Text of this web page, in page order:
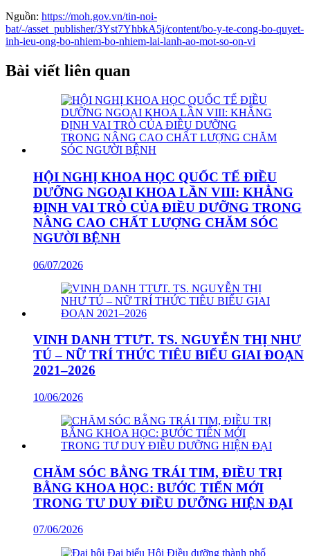
Nguồn: https://moh.gov.vn/tin-noi-
bat/-/asset_publisher/3Yst7YhbkA5j/content/bo-y-te-cong-bo-quyet-
inh-ieu-ong-bo-nhiem-bo-nhiem-lai-lanh-ao-mot-so-on-vi
Bài viết liên quan
HỘI NGHỊ KHOA HỌC QUỐC TẾ ĐIỀU
DƯỠNG NGOẠI KHOA LẦN VIII: KHẲNG
ĐỊNH VAI TRÒ CỦA ĐIỀU DƯỠNG TRONG
NÂNG CAO CHẤT LƯỢNG CHĂM SÓC
NGƯỜI BỆNH
06/07/2026
VINH DANH TTƯT. TS. NGUYỄN THỊ NHƯ
TÚ – NỮ TRÍ THỨC TIÊU BIỂU GIAI ĐOẠN
2021–2026
10/06/2026
CHĂM SÓC BẰNG TRÁI TIM, ĐIỀU TRỊ
BẰNG KHOA HỌC: BƯỚC TIẾN MỚI
TRONG TƯ DUY ĐIỀU DƯỠNG HIỆN ĐẠI
07/06/2026